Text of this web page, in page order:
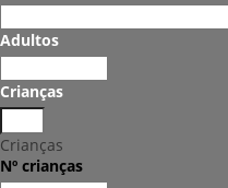
Adultos
Crianças
Crianças
Nº crianças